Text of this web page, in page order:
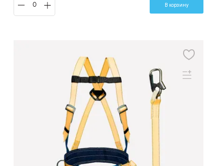
В корзину